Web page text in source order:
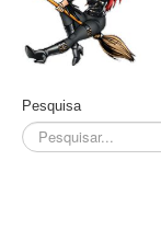
Pesquisa